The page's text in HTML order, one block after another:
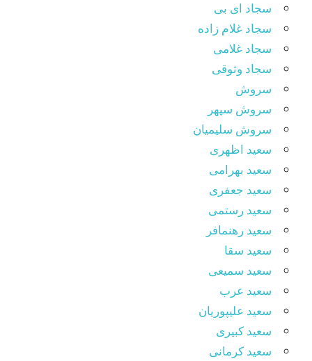
سجاد ای بی
سجاد غلام زاده
سجاد غلامی
سجاد وثوقى
سروش
سروش سپهر
سروش سلیمیان
سعید اظهری
سعید بهرامی
سعید جعفری
سعید رستمی
سعید رهنمافر
سعید سقا
سعید سمیعی
سعید عرب
سعید علیپوریان
سعید کبیری
سعید کرمانی